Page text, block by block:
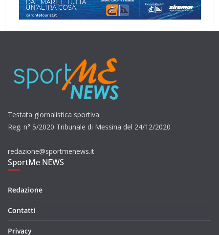
Testata giornalistica sportiva
Reg. n° 5/2020 Tribunale di Messina del 24/12/2020
redazione@sportmenews.it
SportMe NEWS
Redazione
Contatti
Privacy